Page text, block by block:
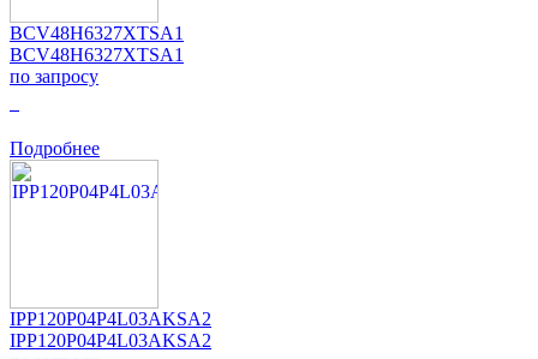
BCV48H6327XTSA1
BCV48H6327XTSA1
по запросу
Подробнее
IPP120P04P4L03AKSA2
IPP120P04P4L03AKSA2